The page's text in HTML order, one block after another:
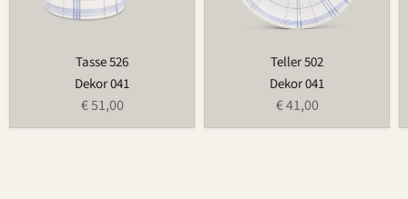
Tasse 526
Dekor 041
€ 51,00
Teller 502
Dekor 041
€ 41,00